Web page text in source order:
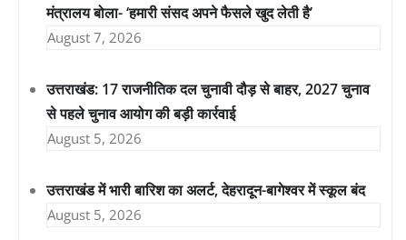
मंत्रालय बोला- ‘हमारी संसद अपने फैसले खुद लेती है’
August 7, 2026
उत्तराखंड: 17 राजनीतिक दल चुनावी दौड़ से बाहर, 2027 चुनाव
से पहले चुनाव आयोग की बड़ी कार्रवाई
August 5, 2026
उत्तराखंड में भारी बारिश का अलर्ट, देहरादून-बागेश्वर में स्कूल बंद
August 5, 2026